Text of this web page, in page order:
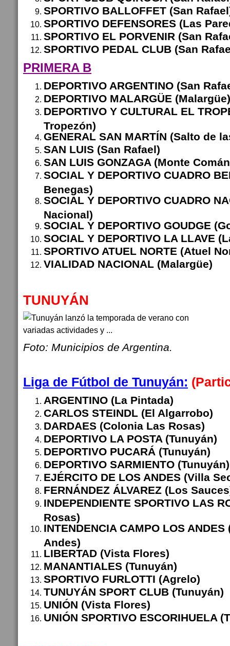
SPORTIVO BALLOFFET (San
SPORTIVO DEFENSORES (Las
SPORTIVO EL PORVENIR (San
SPORTIVO PEDAL CLUB (San
PRIMERA B
DEPORTIVO ARGENTINO (San
DEPORTIVO MALARGÜE (Malargüe)
DEPORTIVO Y CULTURAL EL
Tropezón)
GENERAL SAN MARTÍN (Salto de
SAN LUIS (San Rafael)
SAN LUIS GONZAGA (Monte
SOCIAL Y DEPORTIVO CUADRO
Benegas)
SOCIAL Y DEPORTIVO CUADRO
Nacional)
SOCIAL Y DEPORTIVO GOUDGE
SOCIAL Y DEPORTIVO LA LLAVE
SPORTIVO ATUEL NORTE (Atuel
VIALIDAD NACIONAL (Malargüe)
TUNUYÁN
Foto: Municipios de Argentina.
Liga de Fútbol de Tunuyán:
ARGENTINO (La Pintada)
CARLOS STEINDL (El Algarrobo)
DARDAES (Colonia Las Rosas)
DEPORTIVO LA POSTA (Tunuyán)
DEPORTIVO PUCARÁ (Tunuyán)
DEPORTIVO SARMIENTO (Tunuyán)
EJÉRCITO DE LOS ANDES (Villa
FERNÁNDEZ ÁLVAREZ (Los
INDEPENDIENTE SPORTIVO LAS
Rosas)
INTENDENCIA CAMPO LOS
Andes)
LIBERTAD (Vista Flores)
MANANTIALES (Tunuyán)
SPORTIVO FURLOTTI (Agrelo)
TUNUYÁN SPORT CLUB (Tunuyán)
UNIÓN (Vista Flores)
UNIÓN SPORTIVO ESCORIHUELA